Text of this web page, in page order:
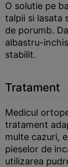
O solutie pe
talpii si lasata
de porumb.
albastru-
stabilit.
Tratament
Medicul
tratament
multe cazuri,
pieselor de
utilizarea